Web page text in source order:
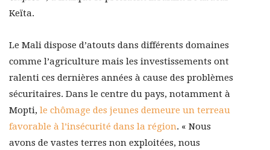
Keïta.
Le Mali dispose d’atouts dans différents domaines
comme l’agriculture mais les investissements ont
ralenti ces dernières années à cause des problèmes
sécuritaires. Dans le centre du pays, notamment à
Mopti, le chômage des jeunes demeure un terreau
favorable à l’insécurité dans la région. « Nous
avons de vastes terres non exploitées, nous